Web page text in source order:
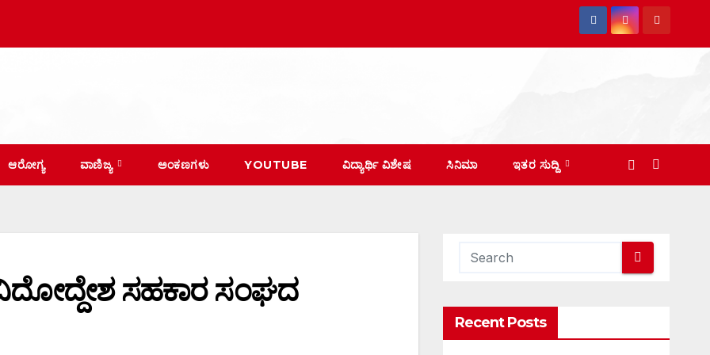
ಆರೋಗ್ಯ ವಾಣಿಜ್ಯ ಅಂಕಣಗಳು YOUTUBE ವಿದ್ಯಾರ್ಥಿ ವಿಶೇಷ ಸಿನಿಮಾ ಇತರ ಸುದ್ದಿ
ಸಹಕಾರ ಸಂಘದ
Recent Posts